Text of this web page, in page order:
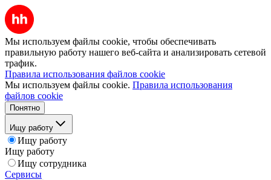
Мы используем файлы cookie, чтобы обеспечивать
правильную работу нашего веб-сайта и анализировать сетевой
трафик.
Правила использования файлов cookie
Мы используем файлы cookie. Правила использования
файлов cookie
Понятно
Ищу работу
Ищу работу
Ищу работу
Ищу сотрудника
Сервисы